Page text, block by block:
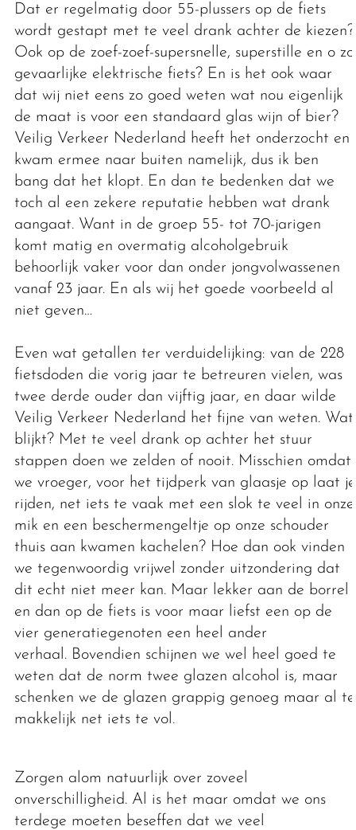
Dat er regelmatig door 55-plussers op de fiets
wordt gestapt met te veel drank achter de kiezen?
Ook op de zoef-zoef-supersnelle, superstille en o zo
gevaarlijke elektrische fiets? En is het ook waar
dat wij niet eens zo goed weten wat nou eigenlijk
de maat is voor een standaard glas wijn of bier?
Veilig Verkeer Nederland heeft het onderzocht en
kwam ermee naar buiten namelijk, dus ik ben
bang dat het klopt. En dan te bedenken dat we
toch al een zekere reputatie hebben wat drank
aangaat. Want in de groep 55- tot 70-jarigen
komt matig en overmatig alcoholgebruik
behoorlijk vaker voor dan onder jongvolwassenen
vanaf 23 jaar. En als wij het goede voorbeeld al
niet geven…
Even wat getallen ter verduidelijking: van de 228
fietsdoden die vorig jaar te betreuren vielen, was
twee derde ouder dan vijftig jaar, en daar wilde
Veilig Verkeer Nederland het fijne van weten. Wat
blijkt? Met te veel drank op achter het stuur
stappen doen we zelden of nooit. Misschien omdat
we vroeger, voor het tijdperk van glaasje op laat je
rijden, net iets te vaak met een slok te veel in onze
mik en een beschermengeltje op onze schouder
thuis aan kwamen kachelen? Hoe dan ook vinden
we tegenwoordig vrijwel zonder uitzondering dat
dit echt niet meer kan. Maar lekker aan de borrel
en dan op de fiets is voor maar liefst een op de
vier generatiegenoten een heel ander
verhaal. Bovendien schijnen we wel heel goed te
weten dat de norm twee glazen alcohol is, maar
schenken we de glazen grappig genoeg maar al te
makkelijk net iets te vol.
Zorgen alom natuurlijk over zoveel
onverschilligheid. Al is het maar omdat we ons
terdege moeten beseffen dat we veel